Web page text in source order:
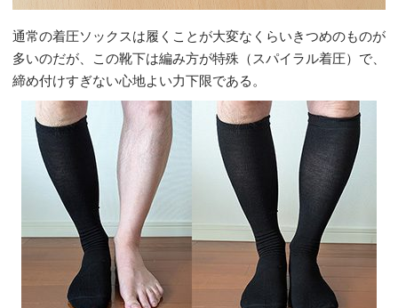
通常の着圧ソックスは履くことが大変なくらいきつめのものが
多いのだが、この靴下は編み方が特殊（スパイラル着圧）で、
締め付けすぎない心地よい力下限である。